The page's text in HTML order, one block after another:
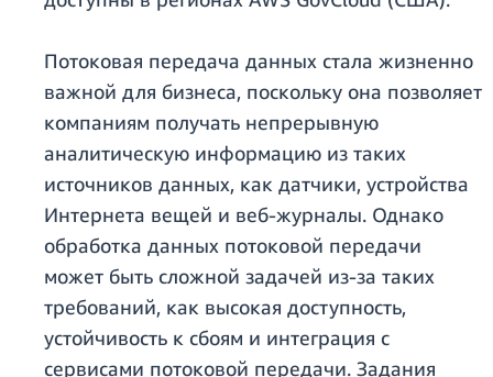
Потоковая передача данных стала жизненно
важной для бизнеса, поскольку она позволяет
компаниям получать непрерывную
аналитическую информацию из таких
источников данных, как датчики, устройства
Интернета вещей и веб-журналы. Однако
обработка данных потоковой передачи
может быть сложной задачей из-за таких
требований, как высокая доступность,
устойчивость к сбоям и интеграция с
сервисами потоковой передачи. Задания